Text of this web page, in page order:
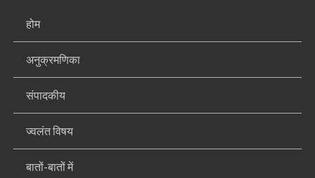
होम
अनुक्रमणिका
संपादकीय
ज्वलंत विषय
बातों-बातों में